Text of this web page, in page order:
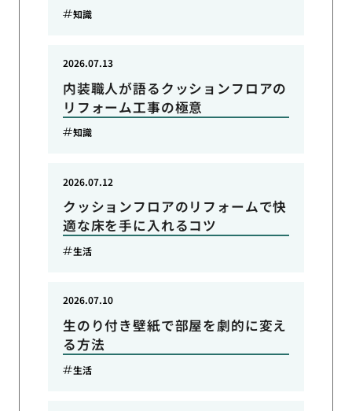
知識
内装職人が語るクッションフロアの
リフォーム工事の極意
2026.07.13
知識
クッションフロアのリフォームで快
適な床を手に入れるコツ
2026.07.12
生活
生のり付き壁紙で部屋を劇的に変え
る方法
2026.07.10
生活